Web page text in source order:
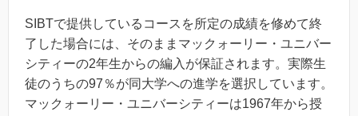
SIBTで提供しているコースを所定の成績を修めて終
了した場合には、そのままマックォーリー・ユニバー
シティーの2年生からの編入が保証されます。実際生
徒のうちの97％が同大学への進学を選択しています。
マックォーリー・ユニバーシティーは1967年から授